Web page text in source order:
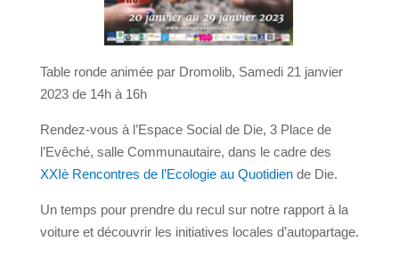
Table ronde animée par Dromolib, Samedi 21 janvier
2023 de 14h à 16h
Rendez-vous à l’Espace Social de Die, 3 Place de
l’Evêché, salle Communautaire, dans le cadre des
XXIè Rencontres de l’Ecologie au Quotidiende Die.
Un temps pour prendre du recul sur notre rapport à la
voiture et découvrir les initiatives locales d’autopartage.